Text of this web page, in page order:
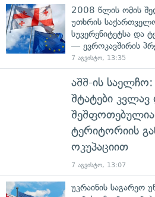
2008 წლის ომის
უთხრის
სუვერენიტეტსა და
— ევროკავშირის
7 აგვისტო, 13:35
აშშ-ის
შტატები
ტერიტორიის
ოკუპაციით
7 აგვისტო, 13:07
უკრაინის საგარეო